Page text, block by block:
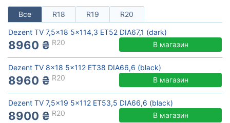
Все R18 R19 R20
Dezent TV 7,5x18 5x114,3 ET52 DIA67,1 (dark)
8960 ₴ R20 В магазин
Dezent TV 8x18 5x112 ET38 DIA66,6 (black)
8960 ₴ R20 В магазин
Dezent TV 7,5x19 5x112 ET53,5 DIA66,6 (black)
8900 ₴ R20 В магазин